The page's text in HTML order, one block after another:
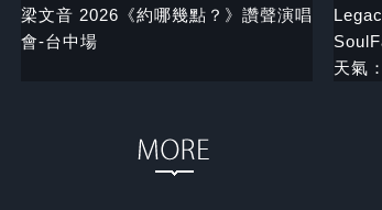
梁文音 2026《約哪幾點？》讚聲演唱
會-台中場
天氣